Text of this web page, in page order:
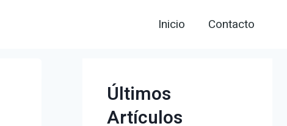
Inicio Contacto
Últimos
Artículos